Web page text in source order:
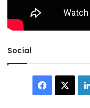
Social
Facebook